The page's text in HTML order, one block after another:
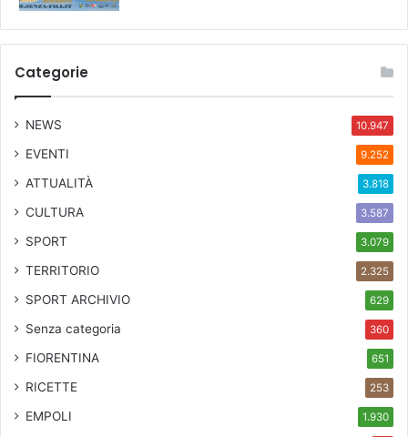
Categorie
NEWS 10.947
EVENTI 9.252
ATTUALITÀ 3.818
CULTURA 3.587
SPORT 3.079
TERRITORIO 2.325
SPORT ARCHIVIO 629
Senza categoria 360
FIORENTINA 651
RICETTE 253
EMPOLI 1.930